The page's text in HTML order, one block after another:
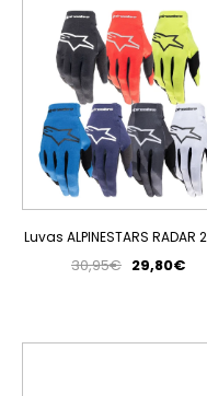
Luvas ALPINESTARS RADAR
30,95€ 29,80€